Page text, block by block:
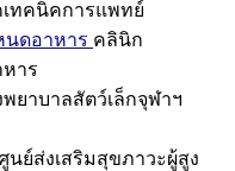
ทคนิคการแพทย์
นดอาหาร คลินิก
าร
พยาบาลสัตว์เล็กจุฬาฯ
นย์ส่งเสริมสุขภาวะผู้สูง